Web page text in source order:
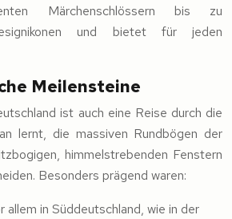
Märchenschlössern bis zu
und bietet für jeden
Meilensteine
ist auch eine Reise durch die
lernt, die massiven Rundbögen der
himmelstrebenden Fenstern
Besonders prägend waren:
allem in Süddeutschland, wie in der